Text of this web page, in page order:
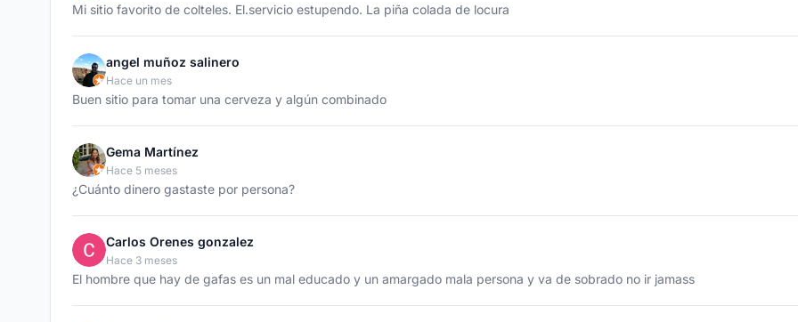
Mi sitio favorito de colteles. El.servicio estupendo. La piña colada de locura
angel muñoz salinero
Hace un mes
Buen sitio para tomar una cerveza y algún combinado
Gema Martínez
Hace 5 meses
¿Cuánto dinero gastaste por persona?
Carlos Orenes gonzalez
Hace 3 meses
El hombre que hay de gafas es un mal educado y un amargado mala persona y va de sobrado no ir jamass